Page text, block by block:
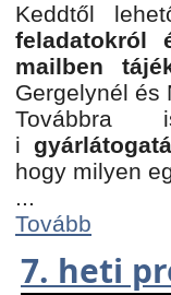
Keddtől
feladatokról
mailben
Gergelynél és
Továbbra
i
hogy milyen
...
Tovább
7. heti